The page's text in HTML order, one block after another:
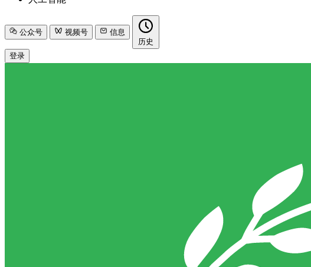
公众号 视频号
信息
历史
登录